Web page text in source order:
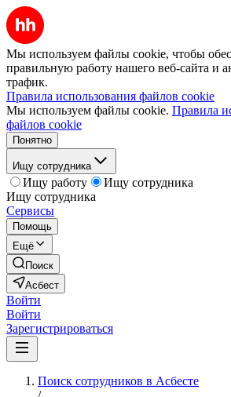
Мы используем файлы cookie, чтобы
правильную работу нашего веб-сайта и
трафик.
Правила использования файлов cookie
Мы используем файлы cookie. Правила
файлов cookie
Понятно
Ищу сотрудника
Ищу работу
Ищу сотрудника
Ищу сотрудника
Сервисы
Помощь
Ещё
Поиск
Асбест
Войти
Войти
Зарегистрироваться
Поиск сотрудников в Асбесте